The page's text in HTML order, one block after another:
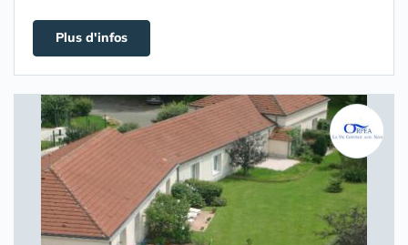
Plus d'infos